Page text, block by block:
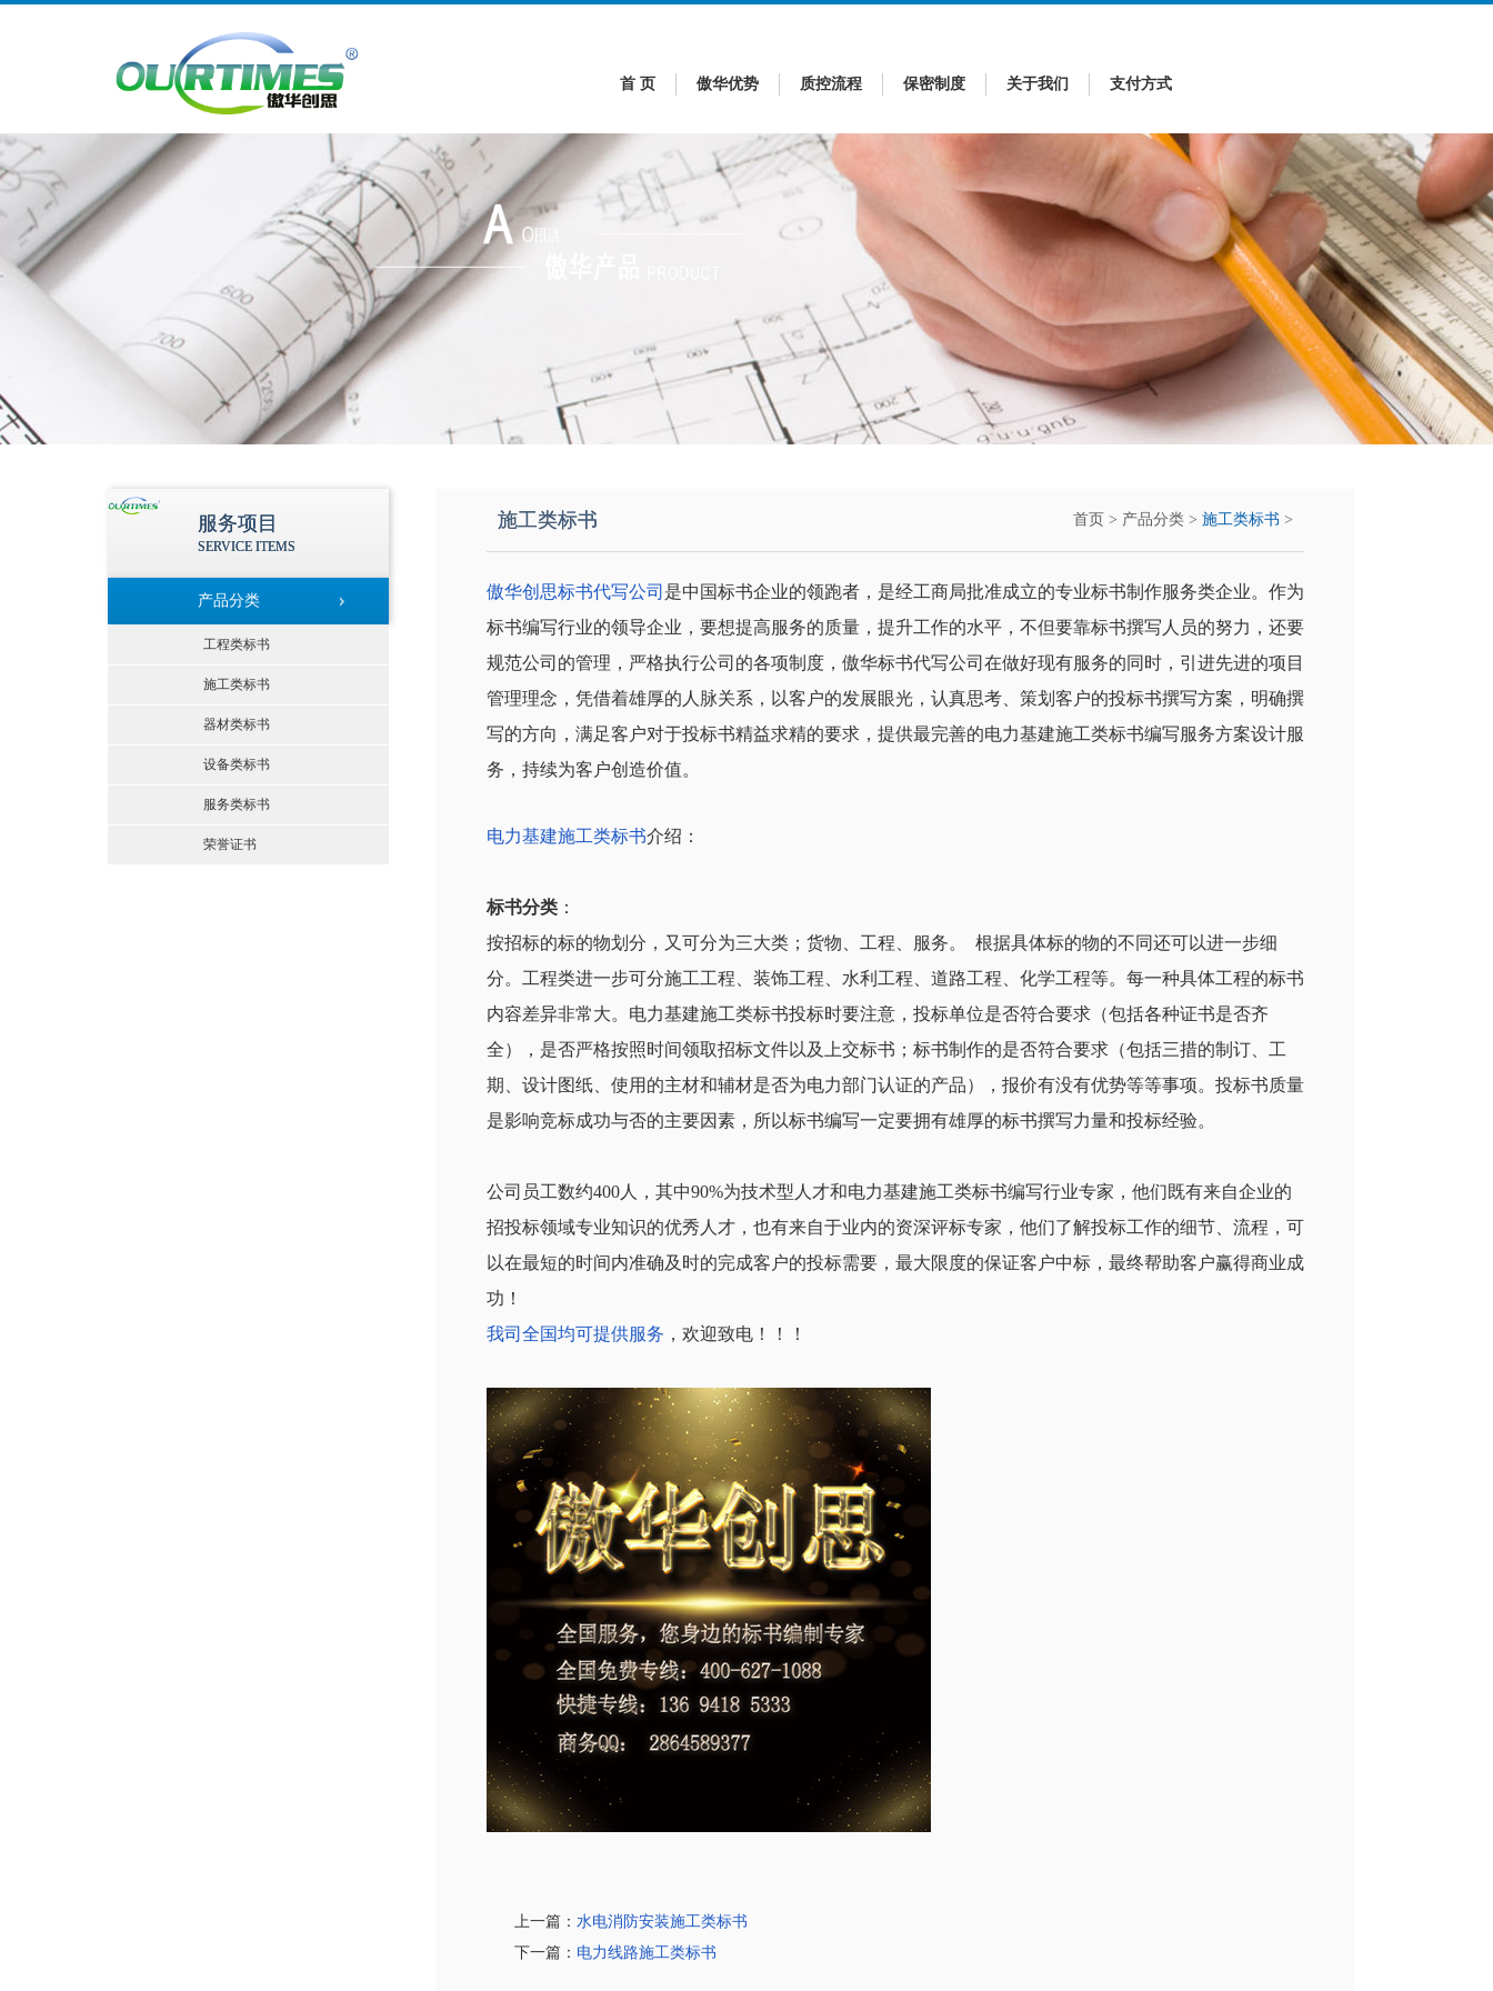
首 页 傲华优势 质控流程 保密制度 关于我们 支付方式
服务项目
SERVICE ITEMS
产品分类
工程类标书
施工类标书
器材类标书
设备类标书
服务类标书
荣誉证书
施工类标书 首页 > 产品分类 > 施工类标书 >
傲华创思标书代写公司 是中国标书企业的领跑者，是经工商局批准成立的专业标书制作服务类企业。作为
标书编写行业的领导企业，要想提高服务的质量，提升工作的水平，不但要靠标书撰写人员的努力，还要
规范公司的管理，严格执行公司的各项制度，傲华标书代写公司在做好现有服务的同时，引进先进的项目
管理理念，凭借着雄厚的人脉关系，以客户的发展眼光，认真思考、策划客户的投标书撰写方案，明确撰
写的方向，满足客户对于投标书精益求精的要求，提供最完善的电力基建施工类标书编写服务方案设计服
务，持续为客户创造价值。
电力基建施工类标书介绍：
标书分类 ：
按招标的标的物划分，又可分为三大类；货物、工程、服务。 根据具体标的物的不同还可以进一步细
分。工程类进一步可分施工工程、装饰工程、水利工程、道路工程、化学工程等。每一种具体工程的标书
内容差异非常大。电力基建施工类标书投标时要注意，投标单位是否符合要求（包括各种证书是否齐
全），是否严格按照时间领取招标文件以及上交标书；标书制作的是否符合要求（包括三措的制订、工
期、设计图纸、使用的主材和辅材是否为电力部门认证的产品），报价有没有优势等等事项。投标书质量
是影响竞标成功与否的主要因素，所以标书编写一定要拥有雄厚的标书撰写力量和投标经验。
公司员工数约400人，其中90%为技术型人才和电力基建施工类标书编写行业专家，他们既有来自企业的
招投标领域专业知识的优秀人才，也有来自于业内的资深评标专家，他们了解投标工作的细节、流程，可
以在最短的时间内准确及时的完成客户的投标需要，最大限度的保证客户中标，最终帮助客户赢得商业成
功！
我司全国均可提供服务 ，欢迎致电！！！
上一篇： 水电消防安装施工类标书
下一篇： 电力线路施工类标书